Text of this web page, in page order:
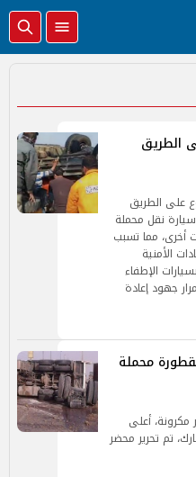
الطريق
على الطريق
سيارة نقل محملة
أخرى، مما تسبب
الأمنية
الإطفاء
جهود إعادة
محملة
أعلى
تم تحرير محضر